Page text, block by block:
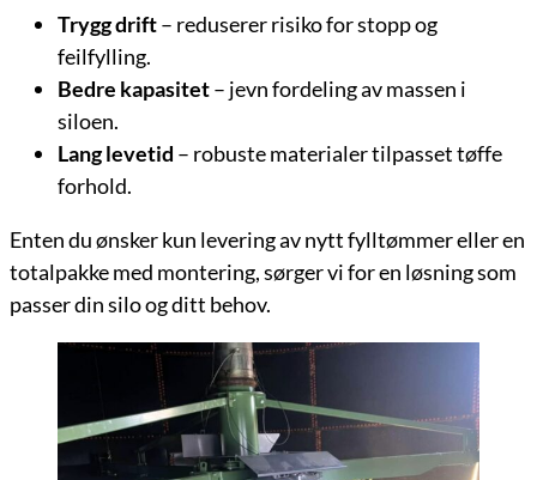
Trygg drift– reduserer risiko for stopp og
feilfylling.
Bedre kapasitet– jevn fordeling av massen i
siloen.
Lang levetid – robuste materialer tilpasset tøffe
forhold.
Enten du ønsker kun levering av nytt fylltømmer eller en
totalpakke med montering, sørger vi for en løsning som
passer din silo og ditt behov.